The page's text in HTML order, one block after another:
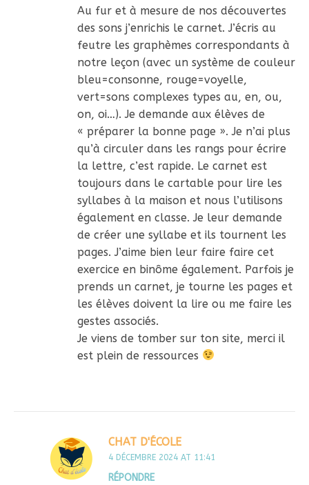
Au fur et à mesure de nos découvertes
des sons j’enrichis le carnet. J’écris au
feutre les graphèmes correspondants à
notre leçon (avec un système de couleur
bleu=consonne, rouge=voyelle,
vert=sons complexes types au, en, ou,
on, oi…). Je demande aux élèves de
« préparer la bonne page ». Je n’ai plus
qu’à circuler dans les rangs pour écrire
la lettre, c’est rapide. Le carnet est
toujours dans le cartable pour lire les
syllabes à la maison et nous l’utilisons
également en classe. Je leur demande
de créer une syllabe et ils tournent les
pages. J’aime bien leur faire faire cet
exercice en binôme également. Parfois je
prends un carnet, je tourne les pages et
les élèves doivent la lire ou me faire les
gestes associés.
Je viens de tomber sur ton site, merci il
est plein de ressources
CHAT D'ÉCOLE
4 DÉCEMBRE 2024 AT 11:41
RÉPONDRE